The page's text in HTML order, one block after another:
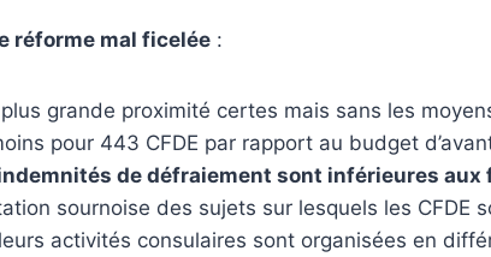
réforme mal ficelée :
grande proximité certes mais sans les
pour 443 CFDE par rapport au budget
de défraiement sont inférieures aux
sournoise des sujets sur lesquels les CFDE
activités consulaires sont organisées en